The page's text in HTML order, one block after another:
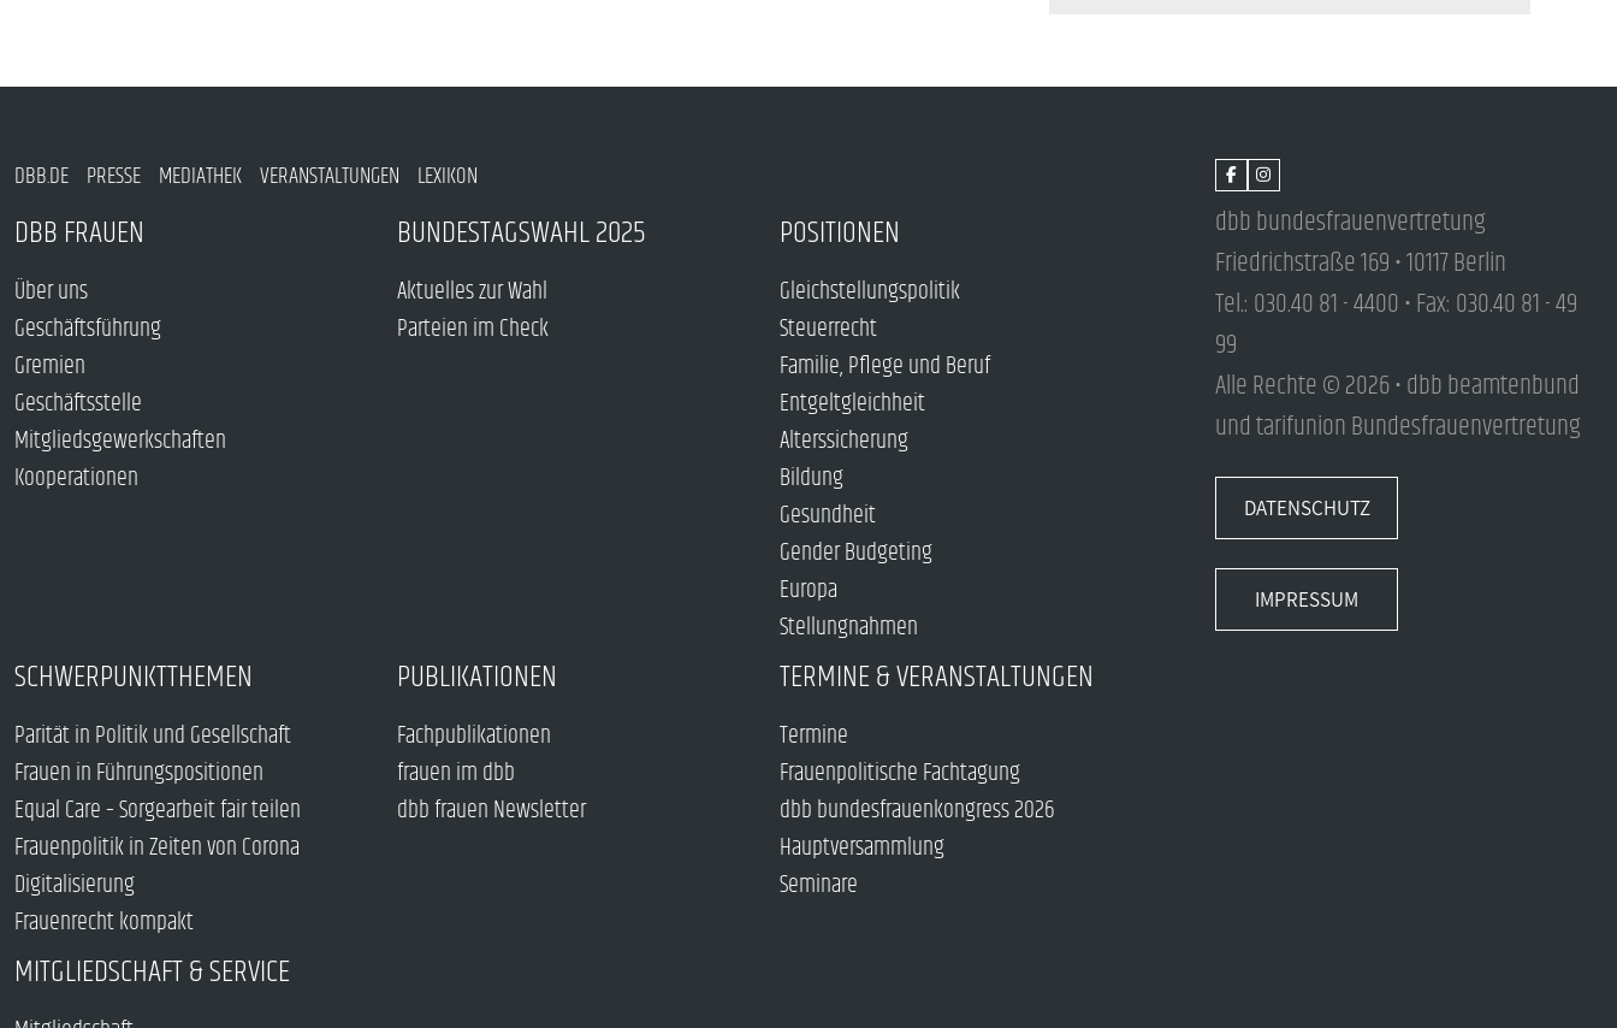
DBB.DE PRESSE MEDIATHEK VERANSTALTUNGEN LEXIKON
DBB FRAUEN
Über uns
Geschäftsführung
Gremien
Geschäftsstelle
Mitgliedsgewerkschaften
Kooperationen
BUNDESTAGSWAHL 2025
Aktuelles zur Wahl
Parteien im Check
POSITIONEN
Gleichstellungspolitik
Steuerrecht
Familie, Pflege und Beruf
Entgeltgleichheit
Alterssicherung
Bildung
Gesundheit
Gender Budgeting
Europa
Stellungnahmen
SCHWERPUNKTTHEMEN
Parität in Politik und Gesellschaft
Frauen in Führungspositionen
Equal Care – Sorgearbeit fair teilen
Frauenpolitik in Zeiten von Corona
Digitalisierung
Frauenrecht kompakt
PUBLIKATIONEN
Fachpublikationen
frauen im dbb
dbb frauen Newsletter
TERMINE & VERANSTALTUNGEN
Termine
Frauenpolitische Fachtagung
dbb bundesfrauenkongress 2026
Hauptversammlung
Seminare
MITGLIEDSCHAFT & SERVICE
dbb bundesfrauenvertretung
Friedrichstraße 169 • 10117 Berlin
Tel.: 030.40 81 - 4400 • Fax: 030.40 81 - 49
99
Alle Rechte © 2026 • dbb beamtenbund
und tarifunion Bundesfrauenvertretung
DATENSCHUTZ
IMPRESSUM